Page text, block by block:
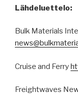
Lähdeluettelo:
Bulk Materials
Cruise and Ferry
Freightwaves